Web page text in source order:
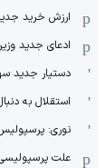
ارزش خرید جدید رئال
ادعای جدید
دستیار جدید
استقلال به
نوری:
علت